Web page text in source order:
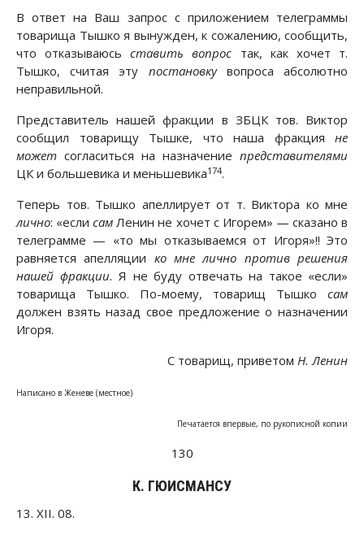
В ответ на Ваш запрос с приложением телеграммы
товарища Тышко я вынужден, к сожалению, сообщить,
что отказываюсь ставить вопрос так, как хочет т.
Тышко, считая эту постановкувопроса абсолютно
неправильной.
Представитель нашей фракции в ЗБЦК тов. Виктор
сообщил товарищу Тышке, что наша фракция не
может согласиться на назначение представителями
ЦК и большевика и меньшевика174.
Теперь тов. Тышко апеллирует от т. Виктора ко мне
лично: «еслисам Ленин не хочет с Игорем» — сказано в
телеграмме — «то мы отказываемся от Игоря»!! Это
равняется апелляции ко мне лично против решения
нашей фракции. Я не буду отвечать на такое «если»
товарища Тышко. По-моему, товарищ Тышко сам
должен взять назад свое предложение о назначении
Игоря.
С товарищ, приветом Н. Ленин
Написано в Женеве (местное)
Печатается впервые, по рукописной копии
130
К. ГЮИСМАНСУ
13. XII. 08.